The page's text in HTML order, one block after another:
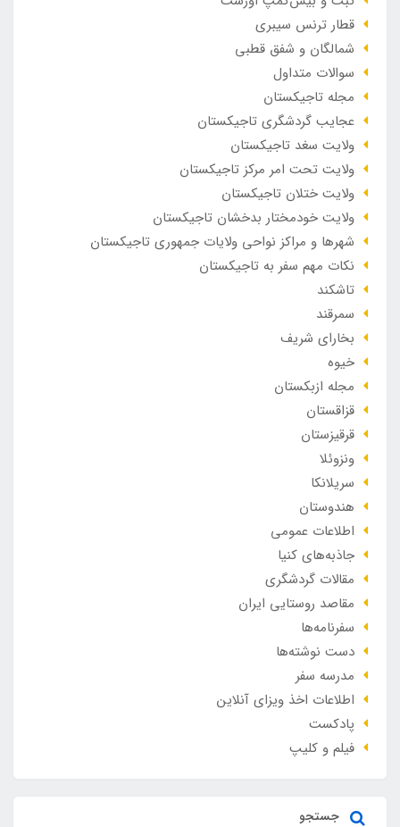
قطار ترنس سیبری
شمالگان و شفق قطبی
سوالات متداول
مجله تاجیکستان
عجایب گردشگری تاجیکستان
ولایت سغد تاجیکستان
ولایت تحت امر مرکز تاجیکستان
ولایت ختلان تاجیکستان
ولایت خودمختار بدخشان تاجیکستان
شهرها و مراکز نواحی ولایات جمهوری تاجیکستان
نکات مهم سفر به تاجیکستان
تاشکند
سمرقند
بخارای شریف
خیوه
مجله ازبکستان
قزاقستان
قرقیزستان
ونزوئلا
سریلانکا
هندوستان
اطلاعات عمومی
جاذبه‌های کنیا
مقالات گردشگری
مقاصد روستایی ایران
سفرنامه‌ها
دست نوشته‌ها
مدرسه سفر
اطلاعات اخذ ویزای آنلاین
پادکست
فیلم و کلیپ
جستجو